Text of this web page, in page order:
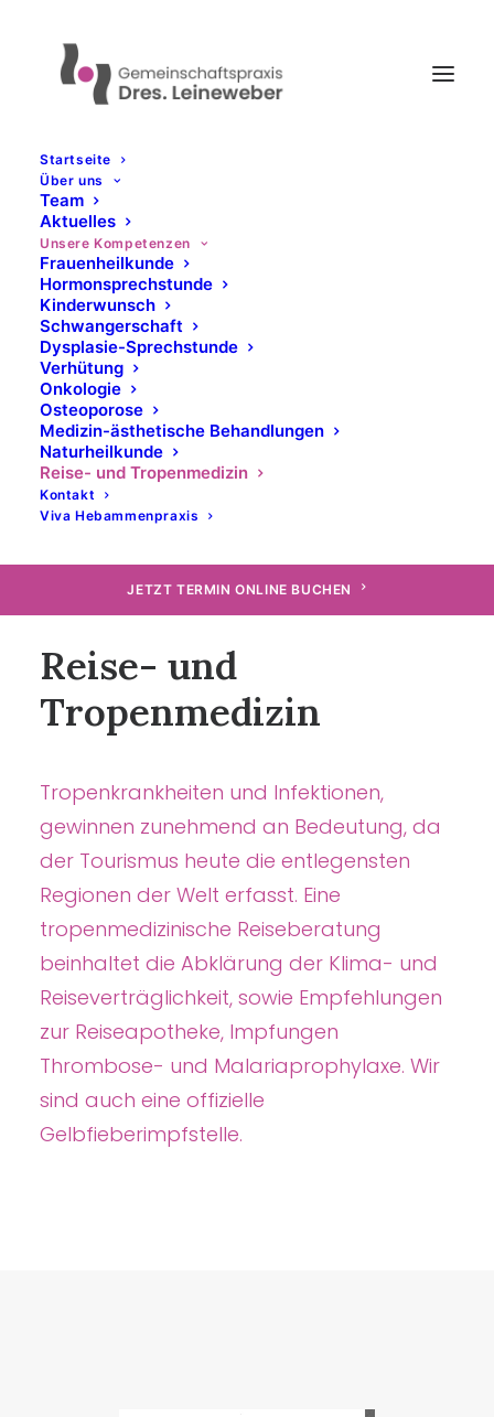
Startseite
Über uns
Team
Aktuelles
Unsere Kompetenzen
Frauenheilkunde
Hormonsprechstunde
Kinderwunsch
Schwangerschaft
Dysplasie-Sprechstunde
Verhütung
Onkologie
Osteoporose
Medizin-ästhetische Behandlungen
Naturheilkunde
Reise- und Tropenmedizin
Kontakt
Viva Hebammenpraxis
JETZT TERMIN ONLINE BUCHEN
Reise- und
Tropenmedizin
Tropenkrankheiten und Infektionen,
gewinnen zunehmend an Bedeutung, da
der Tourismus heute die entlegensten
Regionen der Welt erfasst. Eine
tropenmedizinische Reiseberatung
beinhaltet die Abklärung der Klima- und
Reiseverträglichkeit, sowie Empfehlungen
zur Reiseapotheke, Impfungen
Thrombose- und Malariaprophylaxe. Wir
sind auch eine offizielle
Gelbfieberimpfstelle.